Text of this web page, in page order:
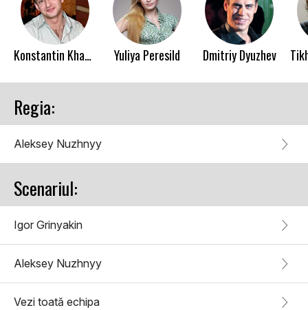
Konstantin Khabenskiy Yuliya Peresild Dmitriy Dyuzhev
Regia:
Aleksey Nuzhnyy
Scenariul:
Igor Grinyakin
Aleksey Nuzhnyy
Vezi toată echipa